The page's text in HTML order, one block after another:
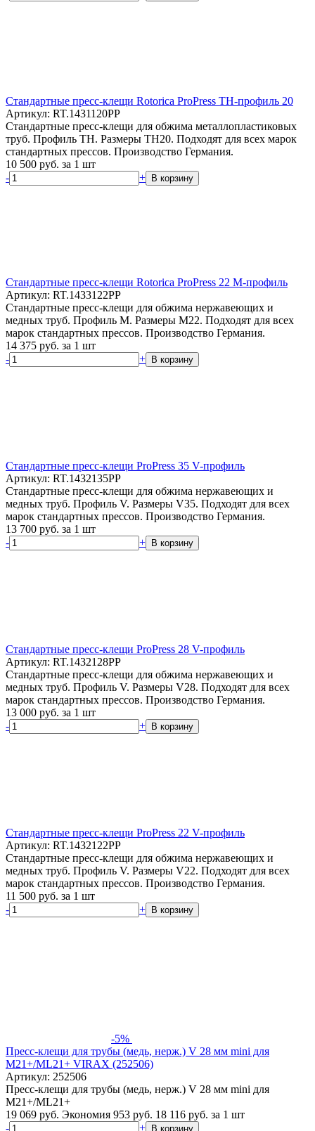
Стандартные пресс-клещи Rotorica ProPress TH-профиль 20
Артикул: RT.1431120PP
Стандартные пресс-клещи для обжима металлопластиковых
труб. Профиль TH. Размеры TH20. Подходят для всех марок
стандартных прессов. Производство Германия.
10 500 руб. за 1 шт
-
+ В корзину
Стандартные пресс-клещи Rotorica ProPress 22 M-профиль
Артикул: RT.1433122PP
Стандартные пресс-клещи для обжима нержавеющих и
медных труб. Профиль M. Размеры M22. Подходят для всех
марок стандартных прессов. Производство Германия.
14 375 руб. за 1 шт
-
+ В корзину
Стандартные пресс-клещи ProPress 35 V-профиль
Артикул: RT.1432135PP
Стандартные пресс-клещи для обжима нержавеющих и
медных труб. Профиль V. Размеры V35. Подходят для всех
марок стандартных прессов. Производство Германия.
13 700 руб. за 1 шт
-
+ В корзину
Стандартные пресс-клещи ProPress 28 V-профиль
Артикул: RT.1432128PP
Стандартные пресс-клещи для обжима нержавеющих и
медных труб. Профиль V. Размеры V28. Подходят для всех
марок стандартных прессов. Производство Германия.
13 000 руб. за 1 шт
-
+ В корзину
Стандартные пресс-клещи ProPress 22 V-профиль
Артикул: RT.1432122PP
Стандартные пресс-клещи для обжима нержавеющих и
медных труб. Профиль V. Размеры V22. Подходят для всех
марок стандартных прессов. Производство Германия.
11 500 руб. за 1 шт
-
+ В корзину
-5%
Пресс-клещи для трубы (медь, нерж.) V 28 мм mini для
M21+/ML21+ VIRAX (252506)
Артикул: 252506
Пресс-клещи для трубы (медь, нерж.) V 28 мм mini для
M21+/ML21+
19 069 руб. Экономия 953 руб. 18 116 руб. за 1 шт
-
+ В корзину